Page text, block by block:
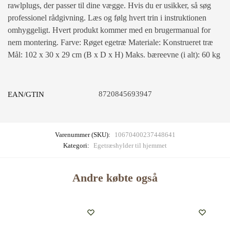
rawlplugs, der passer til dine vægge. Hvis du er usikker, så søg
professionel rådgivning. Læs og følg hvert trin i instruktionen
omhyggeligt. Hvert produkt kommer med en brugermanual for
nem montering. Farve: Røget egetræ Materiale: Konstrueret træ
Mål: 102 x 30 x 29 cm (B x D x H) Maks. bæreevne (i alt): 60 kg
EAN/GTIN 8720845693947
Varenummer (SKU):
10670400237448641
Kategori: Egetræshylder til hjemmet
Andre købte også